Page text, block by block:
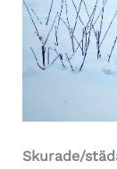
Skurade/